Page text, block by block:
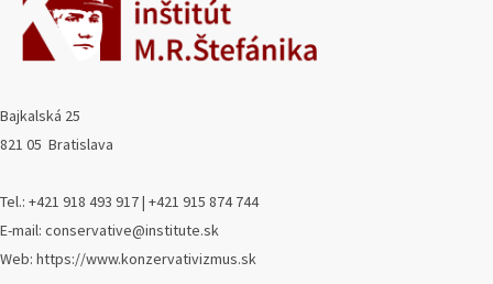
Bajkalská 25
821 05 Bratislava
Tel.: +421 918 493 917 | +421 915 874 744
E-mail: conservative@institute.sk
Web: https://www.konzervativizmus.sk